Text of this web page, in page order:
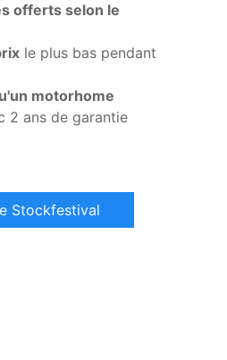
offerts selon le
le plus bas pendant
motorhome
2 ans de garantie
Stockfestival